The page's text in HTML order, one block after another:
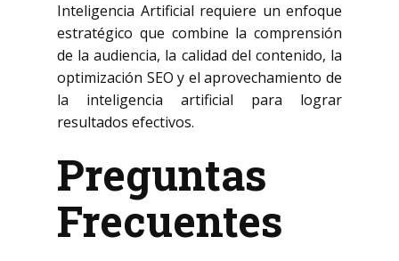
Inteligencia Artificial requiere un enfoque
estratégico que combine la comprensión
de la audiencia, la calidad del contenido, la
optimización SEO y el aprovechamiento de
la inteligencia artificial para lograr
resultados efectivos.
Preguntas
Frecuentes